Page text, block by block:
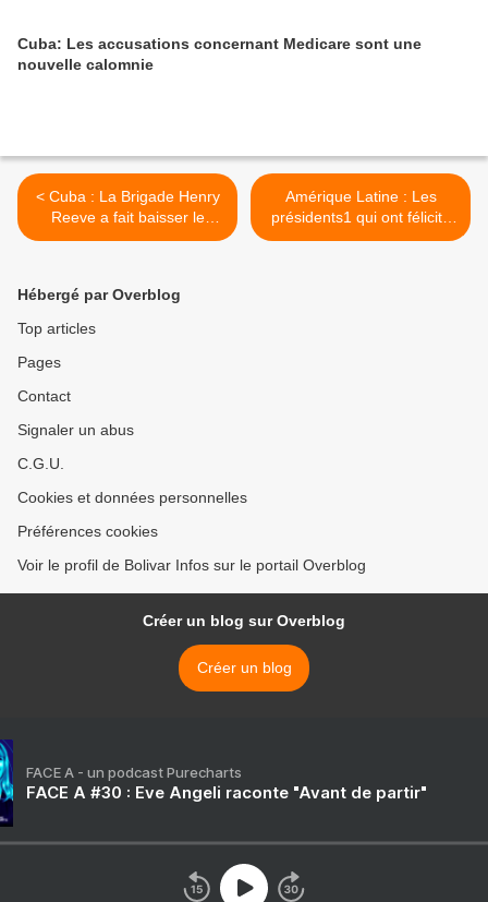
Cuba: Les accusations concernant Medicare sont une
nouvelle calomnie
< Cuba : La Brigade Henry
Reeve a fait baisser le
nombre de cas de choléra
Amérique Latine : Les
présidents1 qui ont félicité
Donald Trump >
Hébergé par Overblog
Top articles
Pages
Contact
Signaler un abus
C.G.U.
Cookies et données personnelles
Préférences cookies
Voir le profil de Bolivar Infos sur le portail Overblog
Créer un blog sur Overblog
Créer un blog
FACE A - un podcast Purecharts
FACE A #30 : Eve Angeli raconte "Avant de partir"